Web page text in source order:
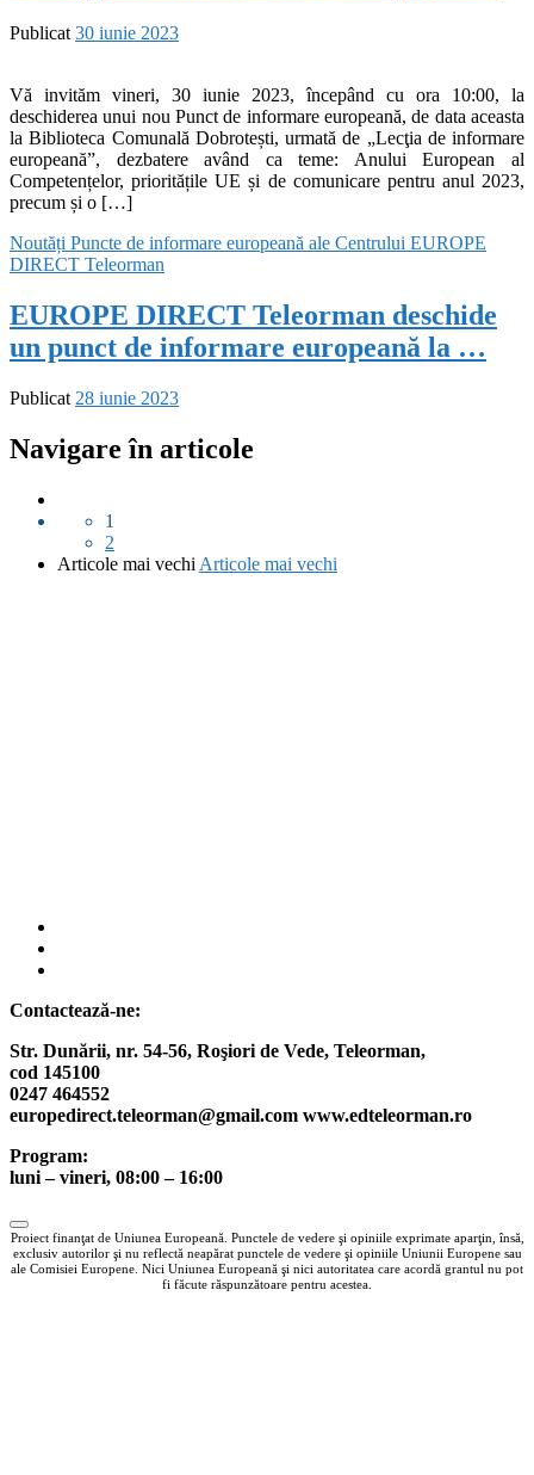
Publicat 30 iunie 2023
Vă invităm vineri, 30 iunie 2023, începând cu ora 10:00, la
deschiderea unui nou Punct de informare europeană, de data aceasta
la Biblioteca Comunală Dobrotești, urmată de „Lecţia de informare
europeană”, dezbatere având ca teme: Anului European al
Competențelor, prioritățile UE și de comunicare pentru anul 2023,
precum și o […]
Noutăți Puncte de informare europeană ale Centrului EUROPE
DIRECT Teleorman
EUROPE DIRECT Teleorman deschide
un punct de informare europeană la …
Publicat 28 iunie 2023
Navigare în articole
1
2
Articole mai vechi Articole mai vechi
twitter
Contactează-ne:
Str. Dunării, nr. 54-56, Roşiori de Vede, Teleorman,
cod 145100
0247 464552
europedirect.teleorman@gmail.com www.edteleorman.ro
Program:
luni – vineri, 08:00 – 16:00
Proiect finanţat de Uniunea Europeană. Punctele de vedere şi opiniile exprimate aparţin, însă,
exclusiv autorilor şi nu reflectă neapărat punctele de vedere şi opiniile Uniunii Europene sau
ale Comisiei Europene. Nici Uniunea Europeană şi nici autoritatea care acordă grantul nu pot
fi făcute răspunzătoare pentru acestea.